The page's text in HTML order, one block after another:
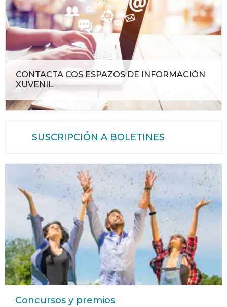
CONTACTA COS ESPAZOS DE INFORMACIÓN
XUVENIL
SUSCRIPCIÓN A BOLETINES
Concursos y premios